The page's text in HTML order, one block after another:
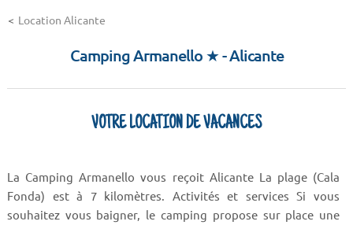
Location Alicante
Camping Armanello ★- Alicante
VOTRE LOCATION DE VACANCES
La Camping Armanello vous reçoit Alicante La plage (Cala
Fonda) est à 7 kilomètres. Activités et services Si vous
souhaitez vous baigner, le camping propose sur place une